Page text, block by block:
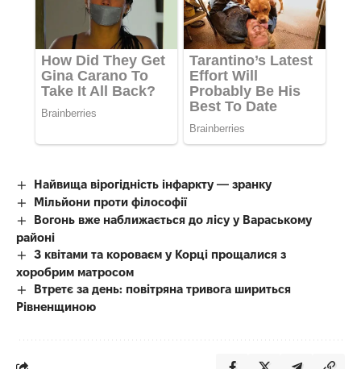
Найвища вірогідність інфаркту — зранку
Мільйони проти філософії
Вогонь вже наближається до лісу у Вараському
районі
З квітами та короваєм у Корці прощалися з
хоробрим матросом
Втретє за день: повітряна тривога шириться
Рівненщиною